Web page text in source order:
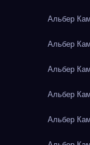
Альбер
Альбер
Альбер
Альбер
Альбер